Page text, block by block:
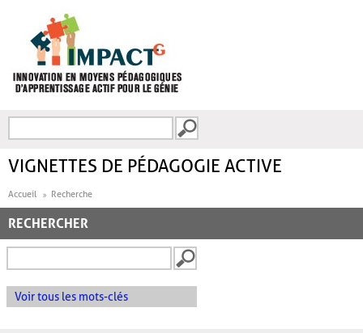
FORMULAIRE DE
VIGNETTES DE PÉDAGOGIE ACTIVE
Accueil Recherche
RECHERCHER
Voir tous les mots-clés